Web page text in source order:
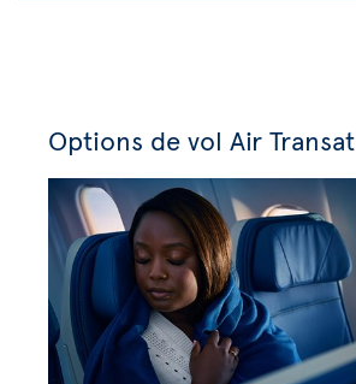
Options de vol Air Transat